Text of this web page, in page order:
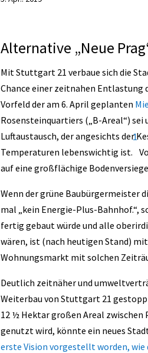
Alternative „Neue
Mit Stuttgart 21 verbaue sich die
Chance einer zeitnahen Entlastung
Vorfeld der am 6. April geplanten
Rosensteinquartiers („B-Areal“)
Luftaustausch, der angesichts der
Temperaturen lebenswichtig ist.
1
auf eine großflächige
Wenn der grüne Baubürgermeister
mal „kein Energie-Plus-Bahnhof.“,
fertig gebaut würde und alle
wären, ist (nach heutigen Stand)
Wohnungsmarkt mit solchen
Deutlich zeitnäher und
Weiterbau von Stuttgart 21
12 ½ Hektar großen Areal
genutzt wird, könnte ein neues
erste Vision vorgestellt worden, wie